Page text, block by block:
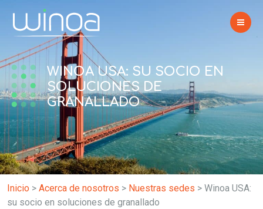
WINOA USA: SU SOCIO EN
SOLUCIONES DE
GRANALLADO
Inicio > Acerca de nosotros > Nuestras sedes > Winoa USA:
su socio en soluciones de granallado